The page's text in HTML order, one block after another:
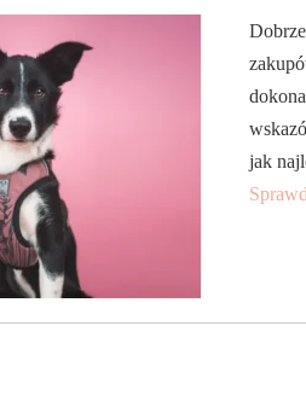
jak